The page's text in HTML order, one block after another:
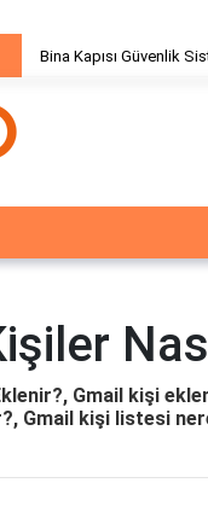
Bina Kapısı Güvenlik
Gmail kişi
Gmail kişi listesi